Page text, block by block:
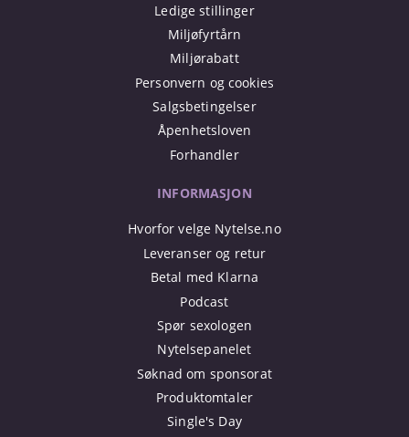
Ledige stillinger
Miljøfyrtårn
Miljørabatt
Personvern og cookies
Salgsbetingelser
Åpenhetsloven
Forhandler
INFORMASJON
Hvorfor velge Nytelse.no
Leveranser og retur
Betal med Klarna
Podcast
Spør sexologen
Nytelsepanelet
Søknad om sponsorat
Produktomtaler
Single's Day